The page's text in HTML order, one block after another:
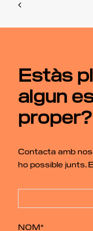
Estàs
algun
proper?
Contacta amb
ho possible junts.